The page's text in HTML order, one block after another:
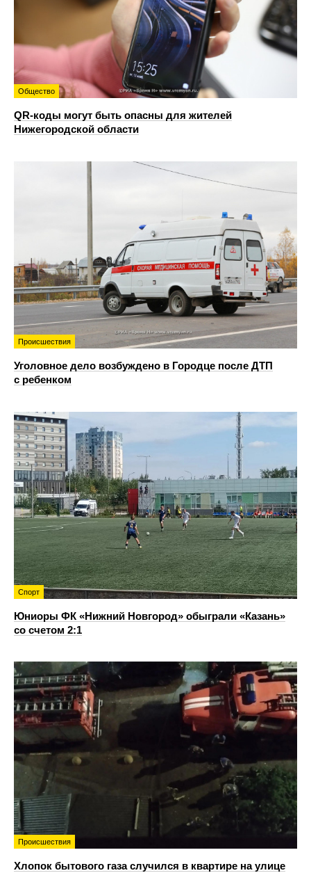
Общество
QR-коды могут быть опасны для жителей
Нижегородской области
Происшествия
Уголовное дело возбуждено в Городце после ДТП
с ребенком
Спорт
Юниоры ФК «Нижний Новгород» обыграли «Казань»
со счетом 2:1
Происшествия
Хлопок бытового газа случился в квартире на улице